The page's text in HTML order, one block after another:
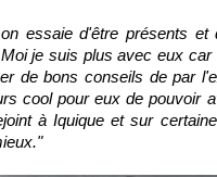
essaie d'être présents
je suis plus avec eux car
de bons conseils de par
cool pour eux de pouvoir
à Iquique et sur